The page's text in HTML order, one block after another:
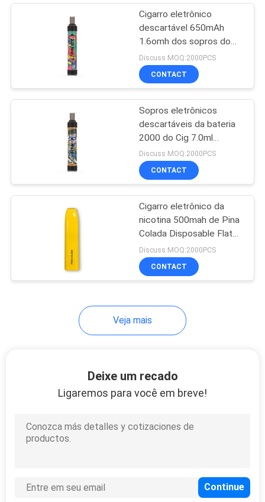
CONTROLE
QUALIDADE
PEÇA
CITAÇÕES
DO
PRIVACY
Cigarro eletrônico
descartável 650mAh
1.6omh dos sopros do
favor 2000 do gelo do
lichi
Discuss MOQ:2000PCS
CONTACT
Sopros eletrônicos
descartáveis da bateria
2000 do Cig 7.0ml
650mAh do cigarro
Discuss MOQ:2000PCS
CONTACT
Cigarro eletrônico da
nicotina 500mah de Pina
Colada Disposable Flat
Vape Pen Pod 5%
Discuss MOQ:2000PCS
CONTACT
Veja mais
Deixe um recado
Ligaremos para você em breve!